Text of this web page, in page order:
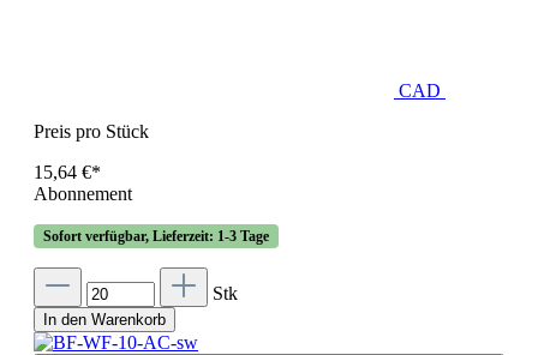
CAD
Preis pro Stück
15,64 €*
Abonnement
Sofort verfügbar, Lieferzeit: 1-3 Tage
Stk
In den Warenkorb